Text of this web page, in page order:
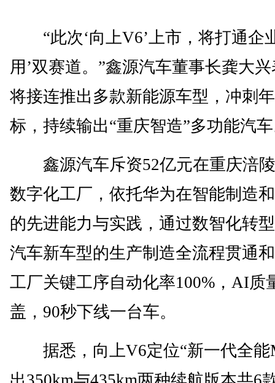
“此次‘向上V6’上市，将打通企
用’双赛道。”鑫源汽车董事长龚大
将接连推出多款新能源车型，冲刺
标，持续输出“重庆智造”多功能汽
鑫源汽车斥资52亿元在重庆涪陵
数字化工厂，依托华为在智能制造
的先进能力与实践，通过数智化转
汽车新车型的生产制造全流程贯通
工厂关键工序自动化率100%，AI质
盖，90秒下线一台车。
据悉，向上V6定位“新一代全能